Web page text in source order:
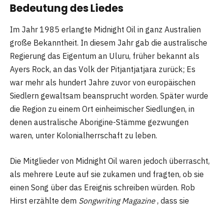
Bedeutung des Liedes
Im Jahr 1985 erlangte Midnight Oil in ganz Australien
große Bekanntheit. In diesem Jahr gab die australische
Regierung das Eigentum an Uluru, früher bekannt als
Ayers Rock, an das Volk der Pitjantjatjara zurück; Es
war mehr als hundert Jahre zuvor von europäischen
Siedlern gewaltsam beansprucht worden. Später wurde
die Region zu einem Ort einheimischer Siedlungen, in
denen australische Aborigine-Stämme gezwungen
waren, unter Kolonialherrschaft zu leben.
Die Mitglieder von Midnight Oil waren jedoch überrascht,
als mehrere Leute auf sie zukamen und fragten, ob sie
einen Song über das Ereignis schreiben würden. Rob
Hirst erzählte dem Songwriting Magazine, dass sie